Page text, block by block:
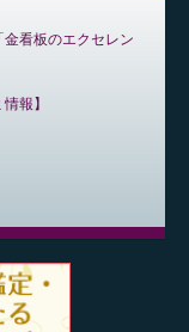
看板のエクセレン
情報